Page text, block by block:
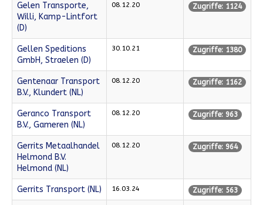
Gelen Transporte,
Willi, Kamp-Lintfort
(D)
08.12.20 Zugriffe: 1124
Gellen Speditions
GmbH, Straelen (D)
30.10.21 Zugriffe: 1380
Gentenaar Transport
B.V., Klundert (NL)
08.12.20 Zugriffe: 1162
Geranco Transport
B.V., Gameren (NL)
08.12.20 Zugriffe: 963
Gerrits Metaalhandel
Helmond B.V.
Helmond (NL)
08.12.20 Zugriffe: 964
Gerrits Transport (NL) 16.03.24 Zugriffe: 563